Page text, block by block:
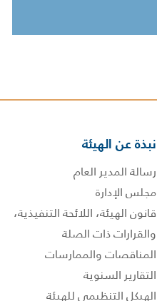
نبذة عن الهيئة
رسالة المدير العام
مجلس الإدارة
قانون الهيئة، اللائحة التنفيذية،
والقرارات ذات الصلة
المناقصات والممارسات
التقارير السنوية
الهيكل التنظيمي للهيئة